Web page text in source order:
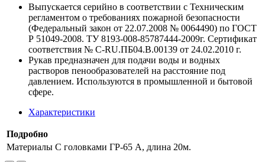
Выпускается серийно в соответствии с Техническим
регламентом о требованиях пожарной безопасности
(Федеральный закон от 22.07.2008 № 0064490) по ГОСТ
Р 51049-2008. ТУ 8193-008-85787444-2009г. Сертификат
соответствия № С-RU.ПБ04.В.00139 от 24.02.2010 г.
Рукав предназначен для подачи воды и водных
растворов пенообразователей на расстояние под
давлением. Используются в промышленной и бытовой
сфере.
Характеристики
Подробно
Материалы С головками ГР-65 А, длина 20м.